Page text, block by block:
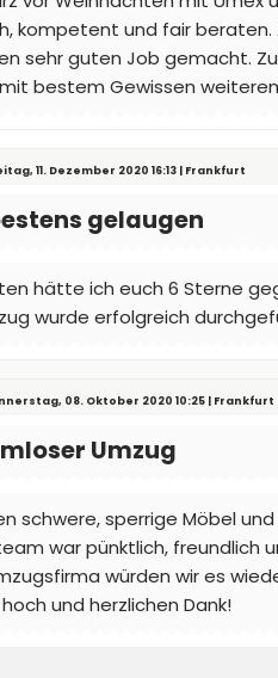
kompetent und fair beraten.
sehr guten Job gemacht.
bestem Gewissen
11. Dezember 2020 16:13 | Frankfurt
gelaugen
hätte ich euch 6 Sterne
wurde erfolgreich
08. Oktober 2020 10:25 | Frankfurt
Umzug
schwere, sperrige Möbel
war pünktlich, freundlich
würden wir es
und herzlichen Dank!